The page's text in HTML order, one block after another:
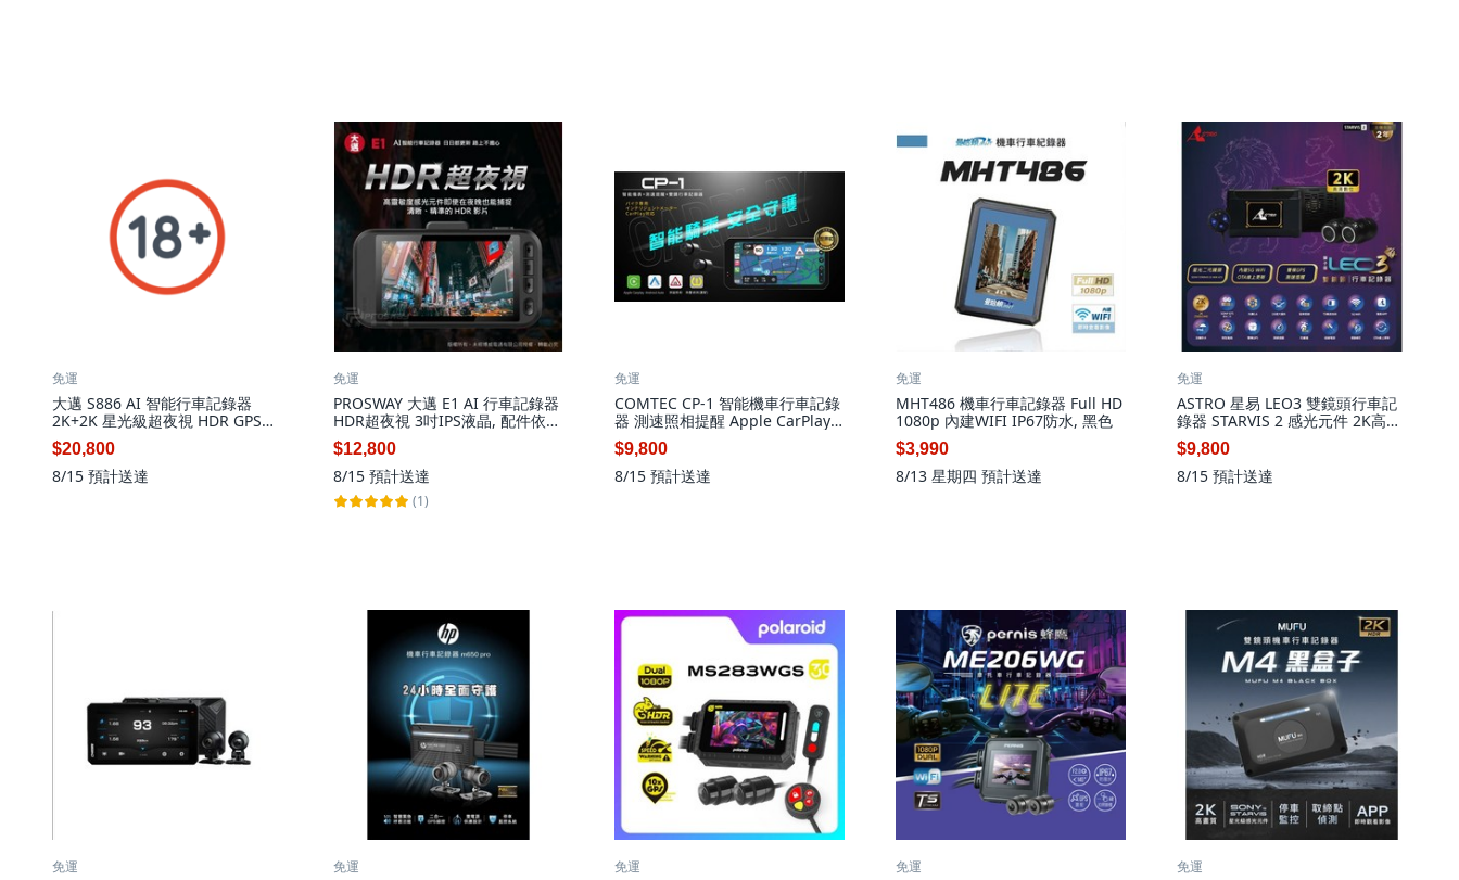
免運
大邁 S886 AI 智能行車記錄器
2K+2K 星光級超夜視 HDR GPS
WIFI 藍牙 OTA 無線更新, 配件依
實際包裝內容為主, 64GB
$20,800
8/15 預計送達
免運
PROSWAY 大邁 E1 AI 行車記錄器
HDR超夜視 3吋IPS液晶, 配件依實
際包裝內容為主, 32GB
$12,800
8/15 預計送達
(1)
免運
COMTEC CP-1 智能機車行車記錄
器 測速照相提醒 Apple CarPlay
Android Auto, 黑色
$9,800
8/15 預計送達
免運
MHT486 機車行車記錄器 Full HD
1080p 內建WIFI IP67防水, 黑色
$3,990
8/13 星期四 預計送達
免運
ASTRO 星易 LEO3 雙鏡頭行車記
錄器 STARVIS 2 感光元件 2K高清
150度大廣角 5G WiFi 雙模GPS測
速提醒 IP66防水, 黑色
$9,800
8/15 預計送達
免運 免運 免運 免運 免運